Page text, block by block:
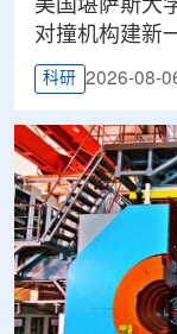
美国堪萨斯大
对撞机构建新
科研 2026-08-